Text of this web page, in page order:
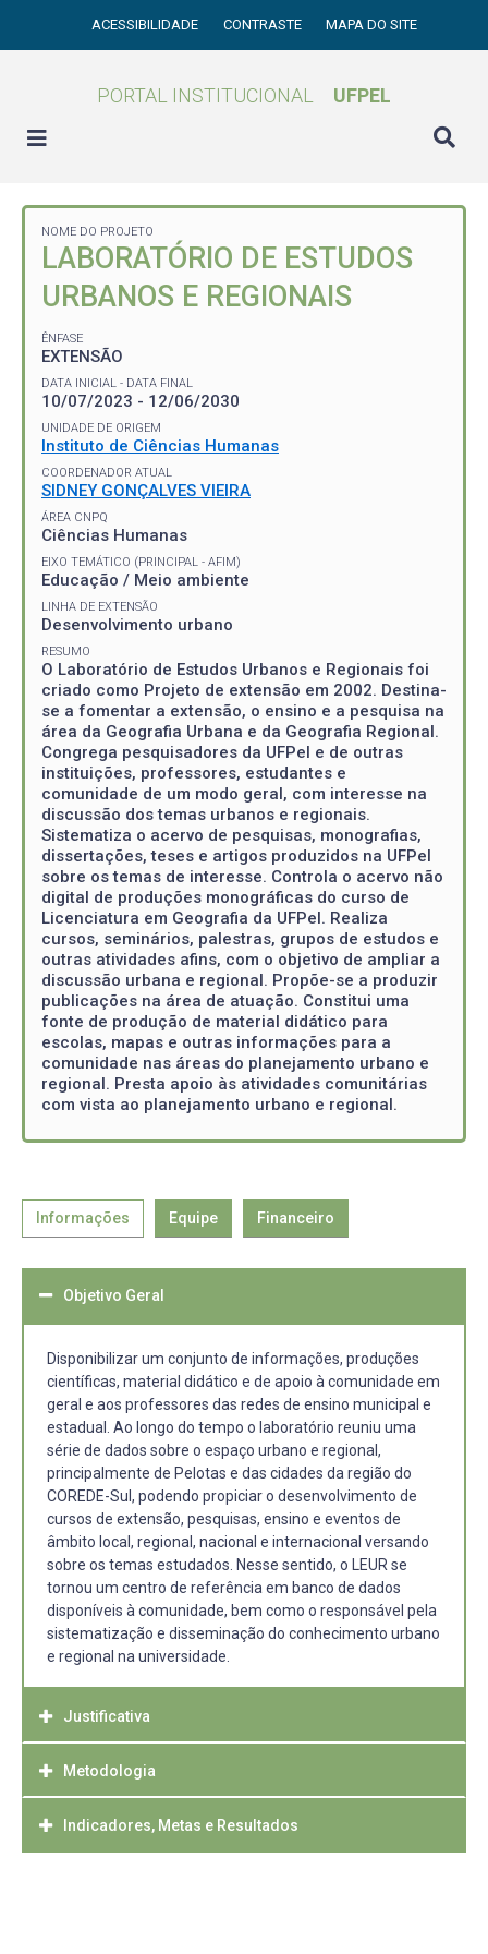
ACESSIBILIDADE CONTRASTE MAPA DO SITE
PORTAL INSTITUCIONAL UFPEL
NOME DO PROJETO
LABORATÓRIO DE ESTUDOS
URBANOS E REGIONAIS
ÊNFASE
EXTENSÃO
DATA INICIAL - DATA FINAL
10/07/2023 - 12/06/2030
UNIDADE DE ORIGEM
Instituto de Ciências Humanas
COORDENADOR ATUAL
SIDNEY GONÇALVES VIEIRA
ÁREA CNPQ
Ciências Humanas
EIXO TEMÁTICO (PRINCIPAL - AFIM)
Educação / Meio ambiente
LINHA DE EXTENSÃO
Desenvolvimento urbano
RESUMO
O Laboratório de Estudos Urbanos e Regionais foi
criado como Projeto de extensão em 2002. Destina-
se a fomentar a extensão, o ensino e a pesquisa na
área da Geografia Urbana e da Geografia Regional.
Congrega pesquisadores da UFPel e de outras
instituições, professores, estudantes e
comunidade de um modo geral, com interesse na
discussão dos temas urbanos e regionais.
Sistematiza o acervo de pesquisas, monografias,
dissertações, teses e artigos produzidos na UFPel
sobre os temas de interesse. Controla o acervo não
digital de produções monográficas do curso de
Licenciatura em Geografia da UFPel. Realiza
cursos, seminários, palestras, grupos de estudos e
outras atividades afins, com o objetivo de ampliar a
discussão urbana e regional. Propõe-se a produzir
publicações na área de atuação. Constitui uma
fonte de produção de material didático para
escolas, mapas e outras informações para a
comunidade nas áreas do planejamento urbano e
regional. Presta apoio às atividades comunitárias
com vista ao planejamento urbano e regional.
Informações Equipe Financeiro
Objetivo Geral
Disponibilizar um conjunto de informações, produções
científicas, material didático e de apoio à comunidade em
geral e aos professores das redes de ensino municipal e
estadual. Ao longo do tempo o laboratório reuniu uma
série de dados sobre o espaço urbano e regional,
principalmente de Pelotas e das cidades da região do
COREDE-Sul, podendo propiciar o desenvolvimento de
cursos de extensão, pesquisas, ensino e eventos de
âmbito local, regional, nacional e internacional versando
sobre os temas estudados. Nesse sentido, o LEUR se
tornou um centro de referência em banco de dados
disponíveis à comunidade, bem como o responsável pela
sistematização e disseminação do conhecimento urbano
e regional na universidade.
Justificativa
Do ponto de vista social o projeto se justifica pelo fato de
que a existência do conhecimento gerado pela extensão,
pesquisa e ensino só faz sentido se for útil e servir à
Metodologia
Utiliza-se sobretudo o método da pesquisa-ação como
norteador dos trabalhos, haja vista que se trata de um
Indicadores, Metas e Resultados